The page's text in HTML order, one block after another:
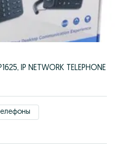
IP NETWORK TELEPHONE